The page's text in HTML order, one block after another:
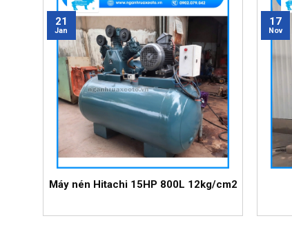
Máy nén Hitachi 15HP 800L 12kg/cm2
21
Jan
17
Nov